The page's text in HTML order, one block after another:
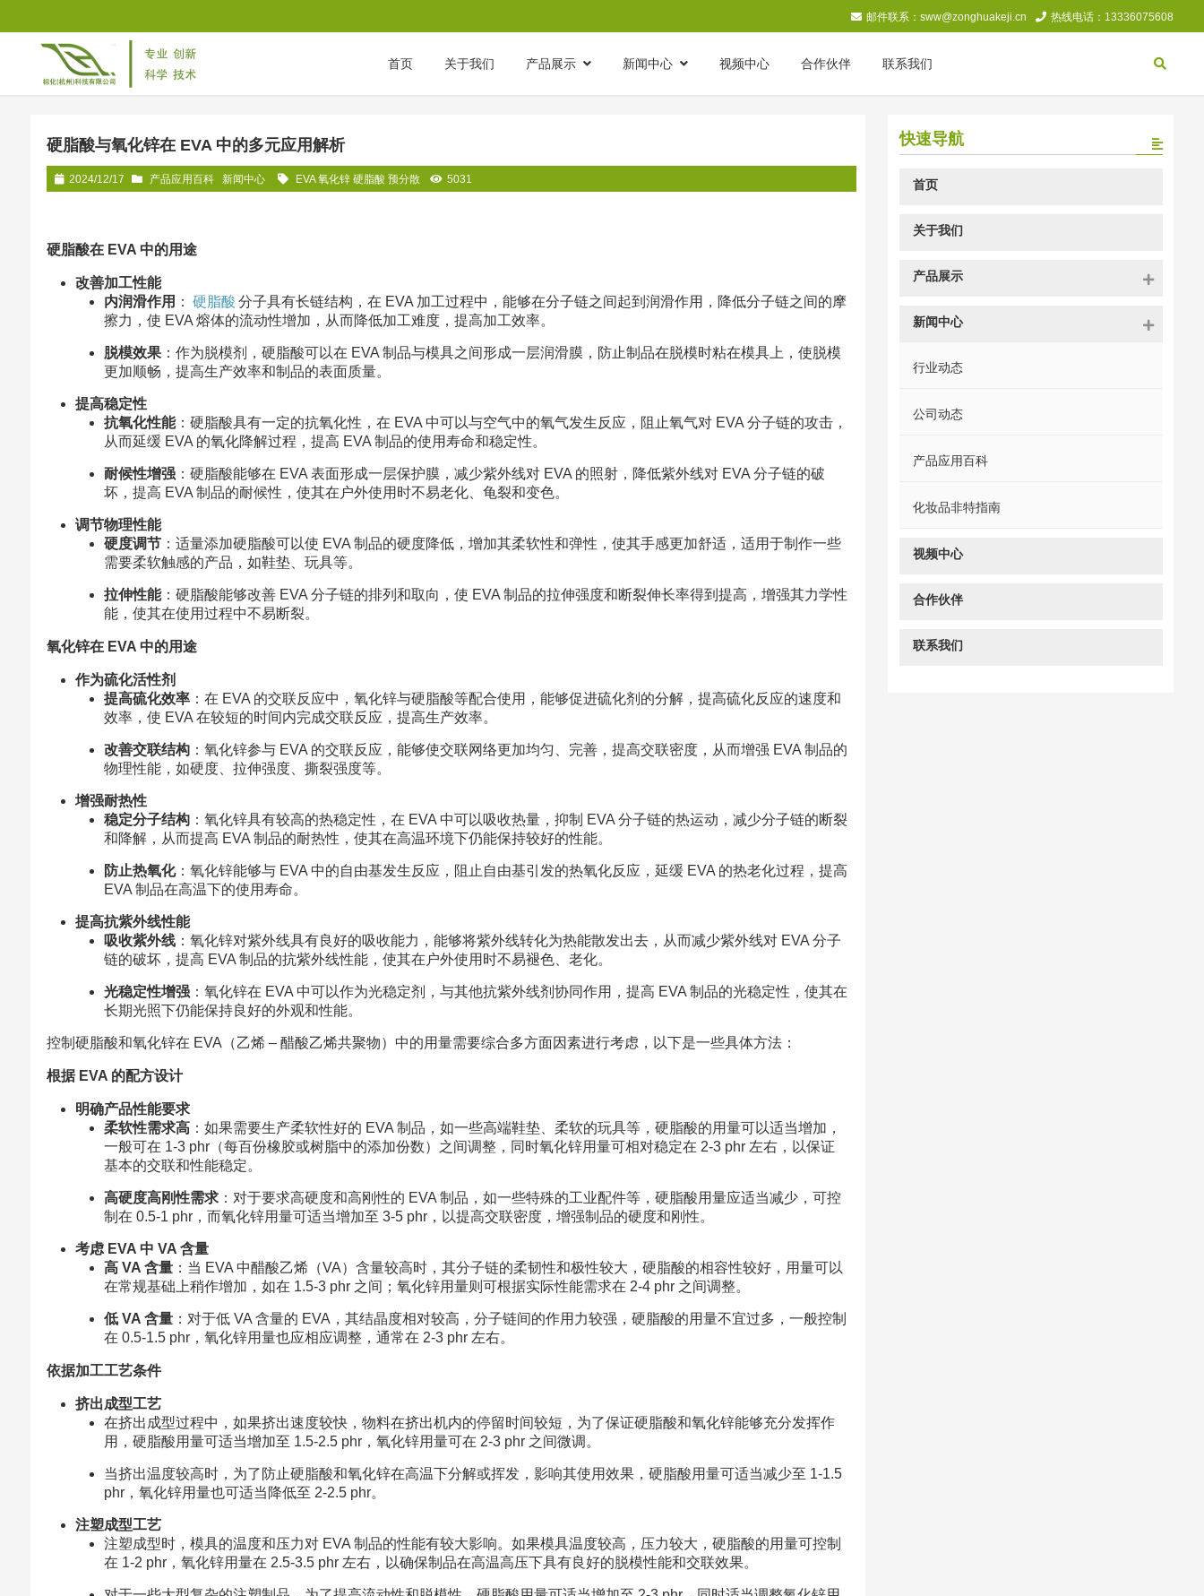
邮件联系：sww@zonghuakeji.cn 热线电话：13336075608
首页 关于我们 产品展示 新闻中心 视频中心 合作伙伴
联系我们
首页/新闻中心 /产品应用百科
硬脂酸与氧化锌在 EVA 中的多元应用解析
2024/12/17 产品应用百科 新闻中心 EVA 氧化锌 硬脂酸 预分散 5031
硬脂酸在 EVA 中的用途
改善加工性能
内润滑作用 ： 硬脂酸 分子具有长链结构，在 EVA 加工过程中，能够在分子链之间起到润滑作用，降低分子链之间的摩
擦力，使 EVA 熔体的流动性增加，从而降低加工难度，提高加工效率。
脱模效果 ：作为脱模剂，硬脂酸可以在 EVA 制品与模具之间形成一层润滑膜，防止制品在脱模时粘在模具上，使脱模
更加顺畅，提高生产效率和制品的表面质量。
提高稳定性
抗氧化性能：硬脂酸具有一定的抗氧化性，在 EVA 中可以与空气中的氧气发生反应，阻止氧气对 EVA 分子链的攻击，
从而延缓 EVA 的氧化降解过程，提高 EVA 制品的使用寿命和稳定性。
耐候性增强 ：硬脂酸能够在 EVA 表面形成一层保护膜，减少紫外线对 EVA 的照射，降低紫外线对 EVA 分子链的破
坏，提高 EVA 制品的耐候性，使其在户外使用时不易老化、龟裂和变色。
调节物理性能
硬度调节 ：适量添加硬脂酸可以使 EVA 制品的硬度降低，增加其柔软性和弹性，使其手感更加舒适，适用于制作一些
需要柔软触感的产品，如鞋垫、玩具等。
拉伸性能：硬脂酸能够改善 EVA 分子链的排列和取向，使 EVA 制品的拉伸强度和断裂伸长率得到提高，增强其力学性
能，使其在使用过程中不易断裂。
氧化锌在 EVA 中的用途
作为硫化活性剂
提高硫化效率 ：在 EVA 的交联反应中，氧化锌与硬脂酸等配合使用，能够促进硫化剂的分解，提高硫化反应的速度和
效率，使 EVA 在较短的时间内完成交联反应，提高生产效率。
改善交联结构 ：氧化锌参与 EVA 的交联反应，能够使交联网络更加均匀、完善，提高交联密度，从而增强 EVA 制品的
物理性能，如硬度、拉伸强度、撕裂强度等。
增强耐热性
稳定分子结构 ：氧化锌具有较高的热稳定性，在 EVA 中可以吸收热量，抑制 EVA 分子链的热运动，减少分子链的断裂
和降解，从而提高 EVA 制品的耐热性，使其在高温环境下仍能保持较好的性能。
防止热氧化：氧化锌能够与 EVA 中的自由基发生反应，阻止自由基引发的热氧化反应，延缓 EVA 的热老化过程，提高
EVA 制品在高温下的使用寿命。
提高抗紫外线性能
吸收紫外线 ：氧化锌对紫外线具有良好的吸收能力，能够将紫外线转化为热能散发出去，从而减少紫外线对 EVA 分子
链的破坏，提高 EVA 制品的抗紫外线性能，使其在户外使用时不易褪色、老化。
光稳定性增强 ：氧化锌在 EVA 中可以作为光稳定剂，与其他抗紫外线剂协同作用，提高 EVA 制品的光稳定性，使其在
长期光照下仍能保持良好的外观和性能。
控制硬脂酸和氧化锌在 EVA（乙烯 – 醋酸乙烯共聚物）中的用量需要综合多方面因素进行考虑，以下是一些具体方法：
根据 EVA 的配方设计
明确产品性能要求
柔软性需求高 ：如果需要生产柔软性好的 EVA 制品，如一些高端鞋垫、柔软的玩具等，硬脂酸的用量可以适当增加，
一般可在 1-3 phr（每百份橡胶或树脂中的添加份数）之间调整，同时氧化锌用量可相对稳定在 2-3 phr 左右，以保证
基本的交联和性能稳定。
高硬度高刚性需求 ：对于要求高硬度和高刚性的 EVA 制品，如一些特殊的工业配件等，硬脂酸用量应适当减少，可控
制在 0.5-1 phr，而氧化锌用量可适当增加至 3-5 phr，以提高交联密度，增强制品的硬度和刚性。
考虑 EVA 中 VA 含量
高 VA 含量 ：当 EVA 中醋酸乙烯（VA）含量较高时，其分子链的柔韧性和极性较大，硬脂酸的相容性较好，用量可以
在常规基础上稍作增加，如在 1.5-3 phr 之间；氧化锌用量则可根据实际性能需求在 2-4 phr 之间调整。
低 VA 含量 ：对于低 VA 含量的 EVA，其结晶度相对较高，分子链间的作用力较强，硬脂酸的用量不宜过多，一般控制
在 0.5-1.5 phr，氧化锌用量也应相应调整，通常在 2-3 phr 左右。
依据加工工艺条件
挤出成型工艺
在挤出成型过程中，如果挤出速度较快，物料在挤出机内的停留时间较短，为了保证硬脂酸和氧化锌能够充分发挥作
用，硬脂酸用量可适当增加至 1.5-2.5 phr，氧化锌用量可在 2-3 phr 之间微调。
当挤出温度较高时，为了防止硬脂酸和氧化锌在高温下分解或挥发，影响其使用效果，硬脂酸用量可适当减少至 1-1.5
phr，氧化锌用量也可适当降低至 2-2.5 phr。
注塑成型工艺
注塑成型时，模具的温度和压力对 EVA 制品的性能有较大影响。如果模具温度较高，压力较大，硬脂酸的用量可控制
在 1-2 phr，氧化锌用量在 2.5-3.5 phr 左右，以确保制品在高温高压下具有良好的脱模性能和交联效果。
快速导航
首页
关于我们
产品展示
新闻中心
行业动态
公司动态
产品应用百科
化妆品非特指南
视频中心
合作伙伴
联系我们